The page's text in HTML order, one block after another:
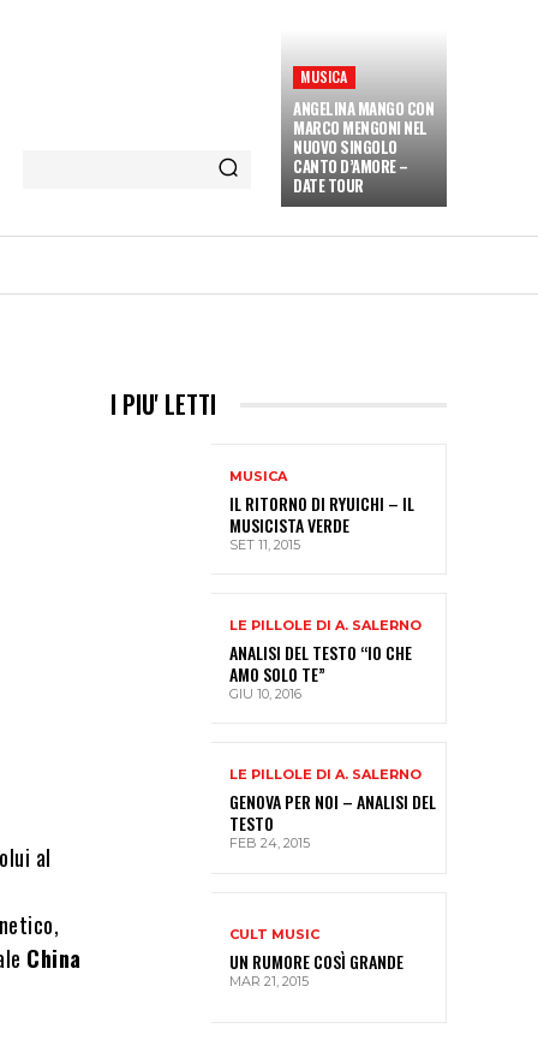
MUSICA
ANGELINA MANGO CON
MARCO MENGONI NEL
NUOVO SINGOLO
CANTO D’AMORE –
DATE TOUR
al
China
I PIU' LETTI
MUSICA
IL RITORNO DI RYUICHI – IL
MUSICISTA VERDE
SET 11, 2015
LE PILLOLE DI A. SALERNO
ANALISI DEL TESTO “IO CHE
AMO SOLO TE”
GIU 10, 2016
LE PILLOLE DI A. SALERNO
GENOVA PER NOI – ANALISI DEL
TESTO
FEB 24, 2015
CULT MUSIC
UN RUMORE COSÌ GRANDE
MAR 21, 2015